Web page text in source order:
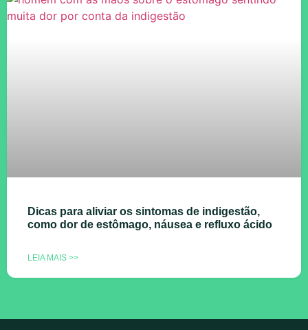
Dicas para aliviar os sintomas de indigestão,
como dor de estômago, náusea e refluxo ácido
LEIA MAIS >>